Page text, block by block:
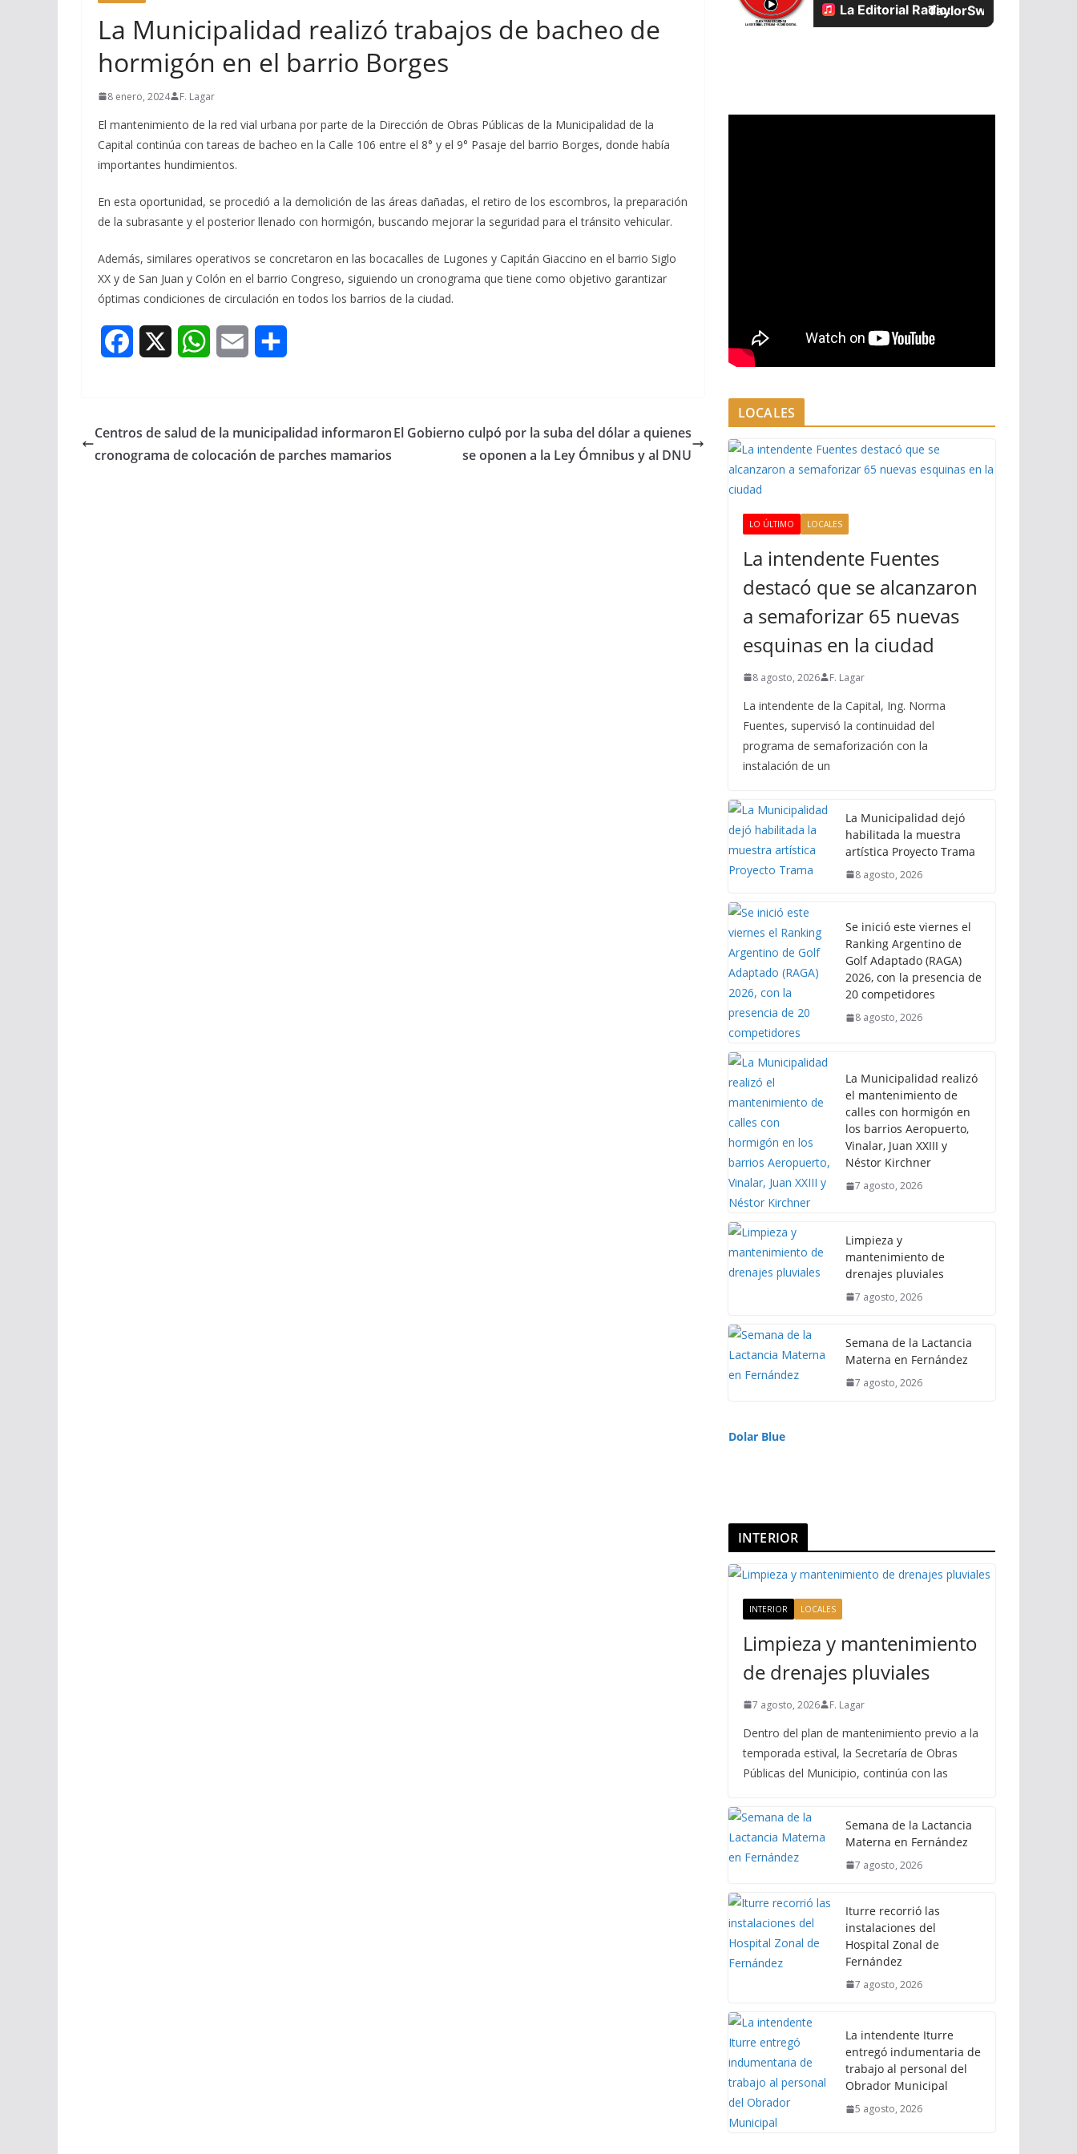
La Municipalidad realizó trabajos de bacheo de
hormigón en el barrio Borges
8 enero, 2024 F. Lagar
El mantenimiento de la red vial urbana por parte de la Dirección de Obras Públicas de la Municipalidad de la
Capital continúa con tareas de bacheo en la Calle 106 entre el 8° y el 9° Pasaje del barrio Borges, donde había
importantes hundimientos.
En esta oportunidad, se procedió a la demolición de las áreas dañadas, el retiro de los escombros, la preparación
de la subrasante y el posterior llenado con hormigón, buscando mejorar la seguridad para el tránsito vehicular.
Además, similares operativos se concretaron en las bocacalles de Lugones y Capitán Giaccino en el barrio Siglo
XX y de San Juan y Colón en el barrio Congreso, siguiendo un cronograma que tiene como objetivo garantizar
óptimas condiciones de circulación en todos los barrios de la ciudad.
e
W
t
i
r
Centros de salud de la municipalidad informaron
cronograma de colocación de parches mamarios
El Gobierno culpó por la suba del dólar a quienes
se oponen a la Ley Ómnibus y al DNU
LOCALES
LO ÚLTIMO LOCALES
La intendente Fuentes
destacó que se alcanzaron
a semaforizar 65 nuevas
esquinas en la ciudad
8 agosto, 2026 F. Lagar
La intendente de la Capital, Ing. Norma
Fuentes, supervisó la continuidad del
programa de semaforización con la
instalación de un
La Municipalidad dejó
habilitada la muestra
artística Proyecto Trama
8 agosto, 2026
Se inició este viernes el
Ranking Argentino de
Golf Adaptado (RAGA)
2026, con la presencia de
20 competidores
8 agosto, 2026
La Municipalidad realizó
el mantenimiento de
calles con hormigón en
los barrios Aeropuerto,
Vinalar, Juan XXIII y
Néstor Kirchner
7 agosto, 2026
Limpieza y
mantenimiento de
drenajes pluviales
7 agosto, 2026
Semana de la Lactancia
Materna en Fernández
7 agosto, 2026
Dolar Blue
INTERIOR
INTERIOR LOCALES
Limpieza y mantenimiento
de drenajes pluviales
7 agosto, 2026 F. Lagar
Dentro del plan de mantenimiento previo a la
temporada estival, la Secretaría de Obras
Públicas del Municipio, continúa con las
Semana de la Lactancia
Materna en Fernández
7 agosto, 2026
Iturre recorrió las
instalaciones del
Hospital Zonal de
Fernández
7 agosto, 2026
La intendente Iturre
entregó indumentaria de
trabajo al personal del
Obrador Municipal
5 agosto, 2026